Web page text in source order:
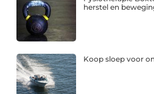
herstel en
Koop sloep voor